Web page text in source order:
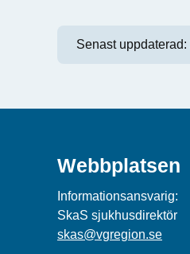
Senast uppdaterad:
Webbplatsen
Informationsansvarig:
SkaS sjukhusdirektör
skas@vgregion.se